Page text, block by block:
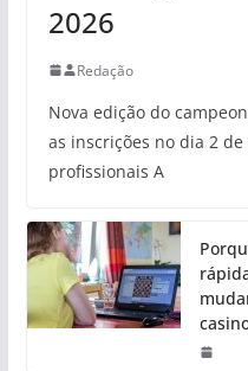
2026
Redação
Nova edição do
as inscrições no dia 2
profissionais A